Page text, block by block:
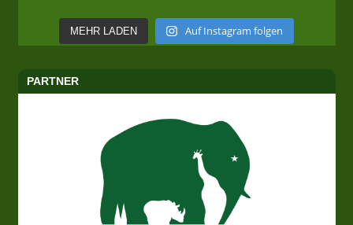
MEHR LADEN Auf Instagram folgen
PARTNER